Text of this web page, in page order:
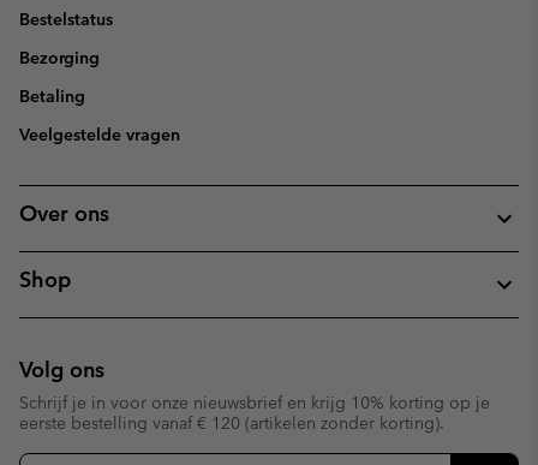
Bestelstatus
Bezorging
Betaling
Veelgestelde vragen
Over ons
Shop
Volg ons
Schrijf je in voor onze nieuwsbrief en krijg 10% korting op je
eerste bestelling vanaf € 120 (artikelen zonder korting).